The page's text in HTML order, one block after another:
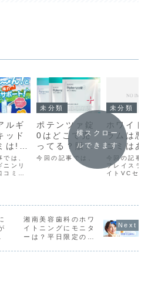
ルギ
ッド
は!?
長へ
どう
では、
ニンリ
コミを
になる
んでみ
ね。
未分類
ポテンツァ錠
0はどこで売
ってる？販売
店と最安値を
徹底調査しま
今回の記事では、
未分類
ホワイ
ラムは悪
コミはあ
割合とし
どれくら
の？
今回の記事
フレイスラ
イトVCセ
いけど、悪
ミがあるの
いて知りた
横スクロー
ルできます
湘南美容歯科のホワ
イトニングにモニタ
ーは？平日限定の料